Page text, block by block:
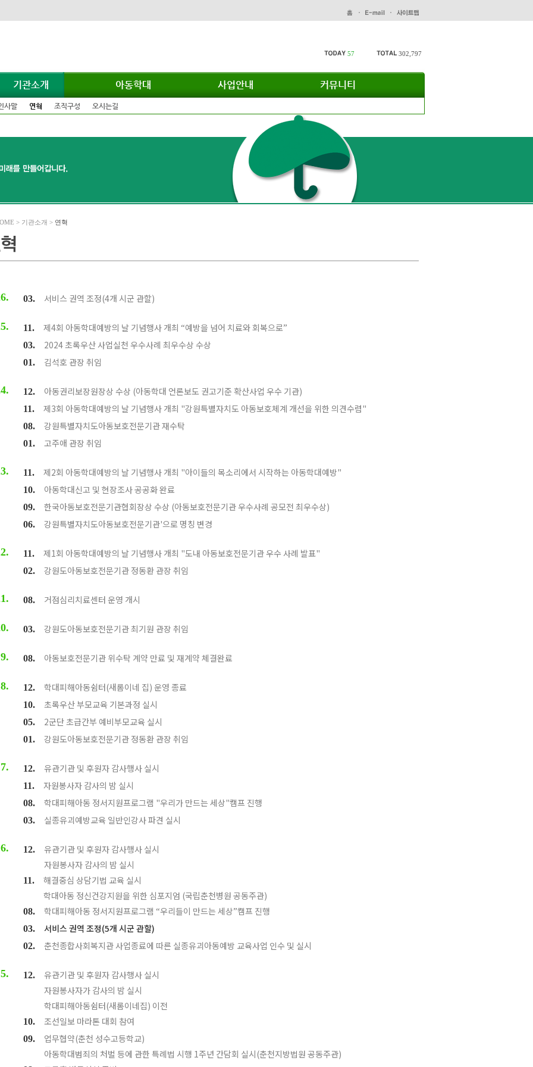
57 302,797
기관소개
사말 연혁 조직구성 오시는길
아동학대 사업안내 커뮤니티
> 기관소개 > 연혁
03. 서비스 권역 조정(4개 시군 관할)
11. 제4회 아동학대예방의 날 기념행사 개최 “예방을 넘어 치료와 회복으로”
03. 2024 초록우산 사업실천 우수사례 최우수상 수상
01. 김석호 관장 취임
12. 아동권리보장원장상 수상 (아동학대 언론보도 권고기준 확산사업 우수 기관)
11. 제3회 아동학대예방의 날 기념행사 개최 "강원특별자치도 아동보호체계 개선을 위한 의견수렴"
08. 강원특별자치도아동보호전문기관 재수탁
01. 고주애 관장 취임
11. 제2회 아동학대예방의 날 기념행사 개최 "아이들의 목소리에서 시작하는 아동학대예방"
10. 아동학대신고 및 현장조사 공공화 완료
09. 한국아동보호전문기관협회장상 수상 (아동보호전문기관 우수사례 공모전 최우수상)
06. 강원특별자치도아동보호전문기관'으로 명칭 변경
11. 제1회 아동학대예방의 날 기념행사 개최 "도내 아동보호전문기관 우수 사례 발표"
02. 강원도아동보호전문기관 정동환 관장 취임
08. 거점심리치료센터 운영 개시
03. 강원도아동보호전문기관 최기원 관장 취임
08. 아동보호전문기관 위수탁 계약 만료 및 재계약 체결완료
12. 학대피해아동쉼터(새롬이네 집) 운영 종료
10. 초록우산 부모교육 기본과정 실시
05. 2군단 초급간부 예비부모교육 실시
01. 강원도아동보호전문기관 정동환 관장 취임
12. 유관기관 및 후원자 감사행사 실시
11. 자원봉사자 감사의 밤 실시
08. 학대피해아동 정서지원프로그램 "우리가 만드는 세상"캠프 진행
03. 실종유괴예방교육 일반인강사 파견 실시
12.
유관기관 및 후원자 감사행사 실시
자원봉사자 감사의 밤 실시
11.
해결중심 상담기법 교육 실시
학대아동 정신건강지원을 위한 심포지엄 (국립춘천병원 공동주관)
08. 학대피해아동 정서지원프로그램 “우리들이 만드는 세상”캠프 진행
03. 서비스 권역 조정(5개 시군 관할)
02. 춘천종합사회복지관 사업종료에 따른 실종유괴아동예방 교육사업 인수 및 실시
12.
유관기관 및 후원자 감사행사 실시
자원봉사자가 감사의 밤 실시
학대피해아동쉼터(새롬이네집) 이전
10. 조선일보 마라톤 대회 참여
09.
업무협약(춘천 성수고등학교)
아동학대범죄의 처벌 등에 관한 특례법 시행 1주년 간담회 실시(춘천지방법원 공동주관)